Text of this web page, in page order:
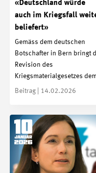
«Deutschland würde
auch im Kriegsfall
beliefert»
Gemäss dem deutschen
Botschafter in Bern bringt
Revision des
Kriegsmaterialgesetzes
Beitrag | 14.02.2026